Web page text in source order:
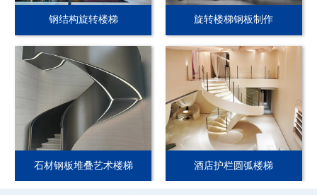
钢结构旋转楼梯 旋转楼梯钢板制作
石材钢板堆叠艺术楼梯 酒店护栏圆弧楼梯